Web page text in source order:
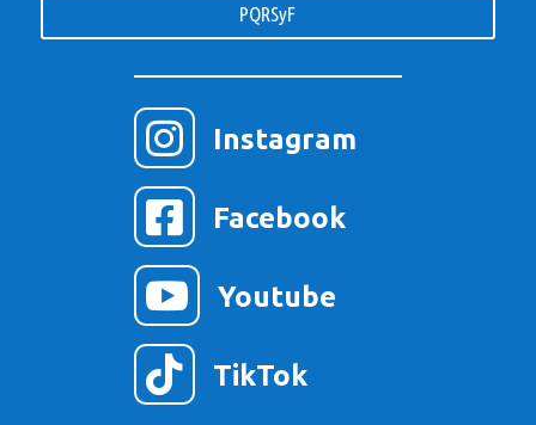
PQRSyF
 Instagram
 Facebook
 Youtube
 TikTok